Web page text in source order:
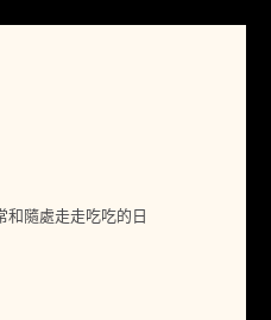
隨處走走吃吃的日